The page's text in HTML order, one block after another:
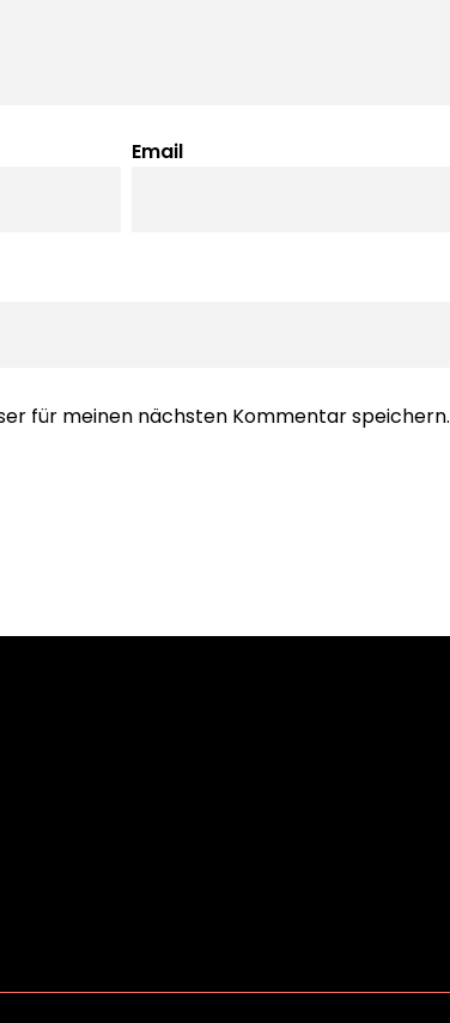
Email
für meinen nächsten Kommentar speichern.